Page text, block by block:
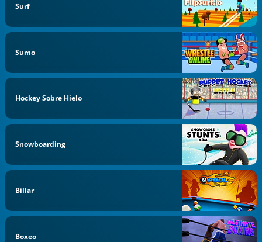
Surf
Sumo
Hockey Sobre Hielo
Snowboarding
Billar
Boxeo